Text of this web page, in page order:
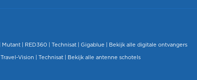
Mutant | RED360 | Technisat Gigablue Bekijk alle digitale ontvangers
Travel-Vision Technisat Bekijk alle antenne schotels